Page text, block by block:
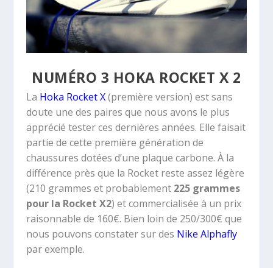
NUMÉRO 3 HOKA ROCKET X 2
La Hoka Rocket X(première version) est sans
doute une des paires que nous avons le plus
apprécié tester ces dernières années. Elle faisait
partie de cette première génération de
chaussures dotées d’une plaque carbone. À la
différence près que la Rocket reste assez légère
(210 grammes et probablement225 grammes
pour la Rocket X2) et commercialisée à un prix
raisonnable de 160€. Bien loin de 250/300€ que
nous pouvons constater sur des Nike Alphafly
par exemple.